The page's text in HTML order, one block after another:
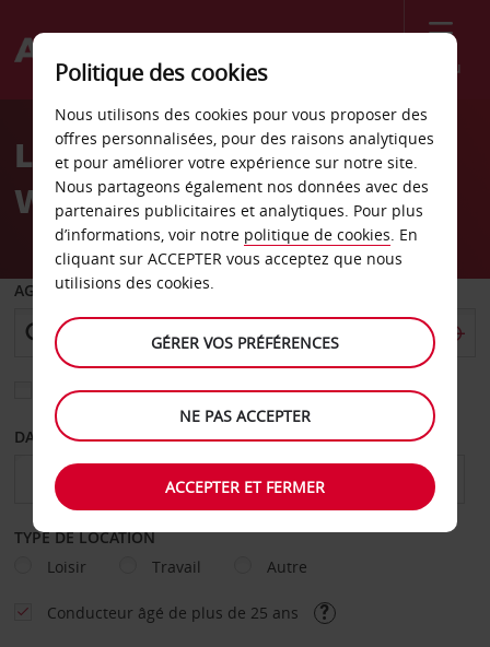
Menu
Welcome
AvisLocation de voiture
Welkom
AGENCE DE DÉPART
Sélectionnez une autre agence de retour
DATE DE DÉPART DATE DE RETOUR
TYPE DE LOCATION
Loisir
Travail Autre
Conducteur âgé de plus de 25 ans
Politique des cookies
Nous utilisons des cookies pour vous proposer des
offres personnalisées, pour des raisons analytiques
et pour améliorer votre expérience sur notre site.
Nous partageons également nos données avec des
partenaires publicitaires et analytiques. Pour plus
d’informations, voir notre politique de cookies. En
cliquant sur ACCEPTER vous acceptez que nous
utilisions des cookies.
GÉRER VOS PRÉFÉRENCES
NE PAS ACCEPTER
ACCEPTER ET FERMER